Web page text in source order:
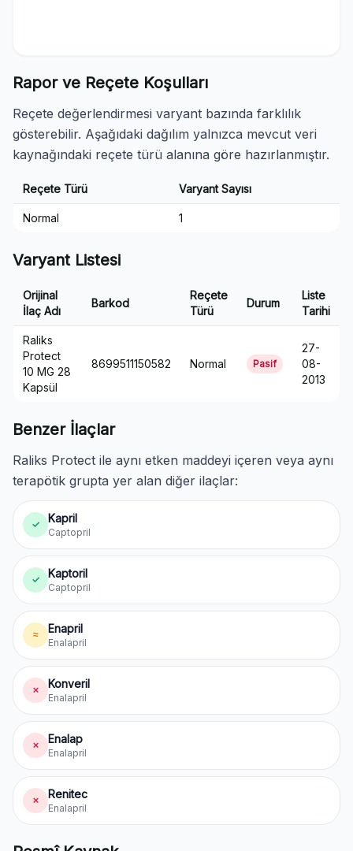
Rapor ve Reçete Koşulları
Reçete değerlendirmesi varyant bazında farklılık
gösterebilir. Aşağıdaki dağılım yalnızca mevcut veri
kaynağındaki reçete türü alanına göre hazırlanmıştır.
Reçete Türü Varyant Sayısı
Normal 1
Varyant Listesi
Orijinal
İlaç Adı
Barkod
Reçete
Türü
Durum
Liste
Tarihi
Raliks
Protect
10 MG 28
Kapsül
8699511150582 Normal Pasif
27-
08-
2013
Benzer İlaçlar
Raliks Protect ile aynı etken maddeyi içeren veya aynı
terapötik grupta yer alan diğer ilaçlar:
✓ Kapril
Captopril
✓ Kaptoril
Captopril
≈ Enapril
Enalapril
✗ Konveril
Enalapril
✗ Enalap
Enalapril
✗ Renitec
Enalapril